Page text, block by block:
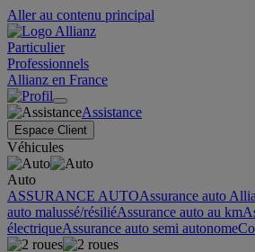
Aller au contenu principal
Particulier
Professionnels
Allianz en France
Assistance
Espace Client
Véhicules
Auto
ASSURANCE AUTOAssurance auto
auto malussé/résiliéAssurance auto au km
électriqueAssurance auto semi autonome